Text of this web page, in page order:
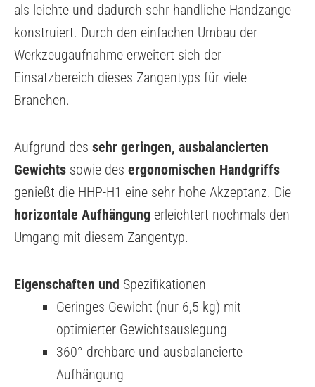
als leichte und dadurch sehr handliche Handzange
konstruiert. Durch den einfachen Umbau der
Werkzeugaufnahme erweitert sich der
Einsatzbereich dieses Zangentyps für viele
Branchen.
Aufgrund des sehr geringen, ausbalancierten
Gewichts sowie des ergonomischen Handgriffs
genießt die HHP-H1 eine sehr hohe Akzeptanz. Die
horizontale Aufhängung erleichtert nochmals den
Umgang mit diesem Zangentyp.
Eigenschaften und Spezifikationen
Geringes Gewicht (nur 6,5 kg) mit
optimierter Gewichtsauslegung
360° drehbare und ausbalancierte
Aufhängung